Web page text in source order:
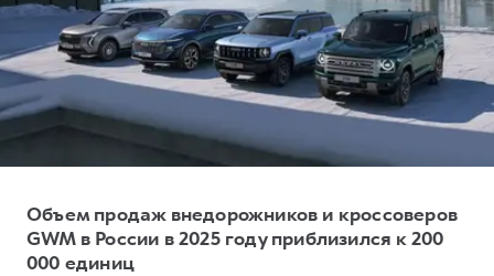
от 3 799 000 ₽
H9
от 4 799 000 ₽
Тест-драйв
Трейд-ин
КРЕДИТ И СТРАХОВАНИЕ
Страхование
Кредит
СЕРВИСНОЕ ОБСЛУЖИВАНИЕ
Нулевое ТО
Программа «Помощь на дороге»
Регламенты технического обслуживания
ПОДДЕРЖКА
О дилере
Наша команда
Контакты
Объем продаж внедорожников и кроссоверов
GWM в России в 2025 году приблизился к 200
000 единиц